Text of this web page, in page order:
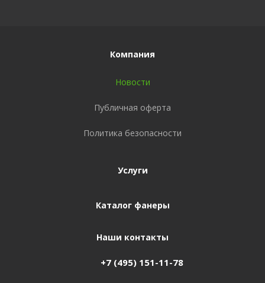
Компания
Новости
Публичная оферта
Политика безопасности
Услуги
Каталог фанеры
Наши контакты
+7 (495) 151-11-78